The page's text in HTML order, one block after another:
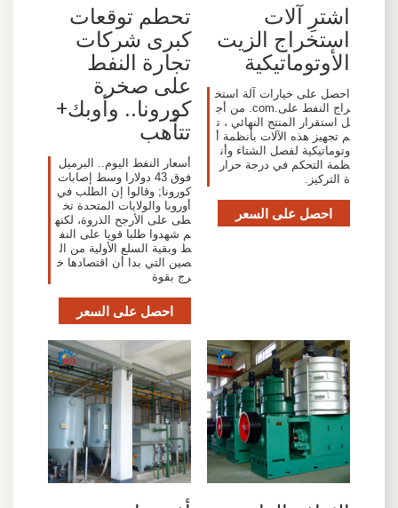
اشترِ آلات
استخراج الزيت
الأوتوماتيكية
احصل على خيارات آلة استخ
راج النفط على.com. من أج
ل استقرار المنتج النهائي ، ت
م تجهيز هذه الآلات بأنظمة أ
وتوماتيكية لفصل الشتاء وأن
ظمة التحكم في درجة حرار
ة التركيز.
احصل على السعر
تحطم توقعات
كبرى شركات
تجارة النفط
على صخرة
كورونا.. وأوبك+
تتأهب
أسعار النفط اليوم.. البرميل
فوق 43 دولارا وسط إصابات
كورونا; وقالوا إن الطلب في
أوروبا والولايات المتحدة تخ
طى على الأرجح الذروة، لكنه
م شهدوا طلبا قويا على النف
ط وبقية السلع الأولية من ال
صين التي بدا أن اقتصادها خ
رج بقوة
احصل على السعر